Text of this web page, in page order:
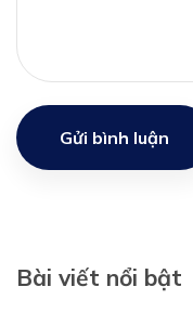
Gửi bình luận
Bài viết nổi bật